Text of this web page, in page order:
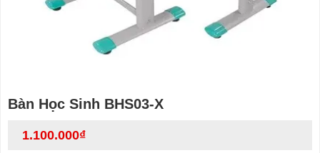
Bàn Học Sinh BHS03-X
1.100.000₫